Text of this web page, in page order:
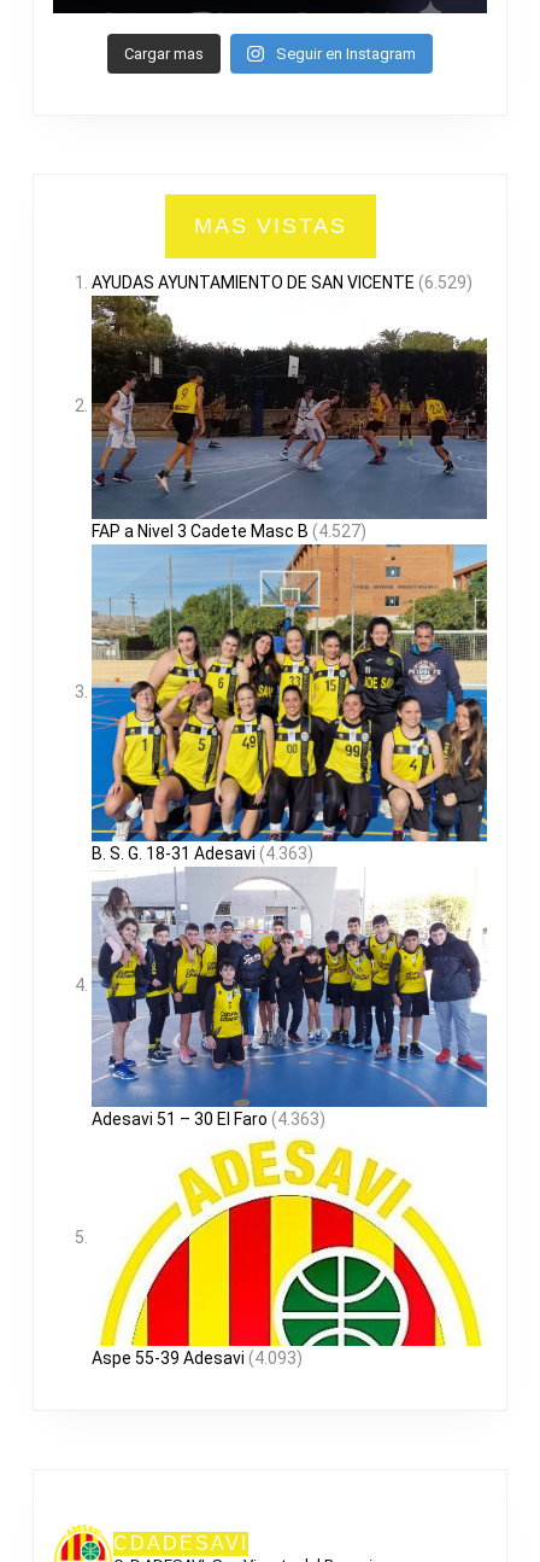
Cargar mas Seguir en Instagram
MAS VISTAS
AYUDAS AYUNTAMIENTO DE SAN VICENTE (6.529)
FAP a Nivel 3 Cadete Masc B (4.527)
B. S. G. 18-31 Adesavi (4.363)
Adesavi 51 – 30 El Faro (4.363)
Aspe 55-39 Adesavi (4.093)
CDADESAVI